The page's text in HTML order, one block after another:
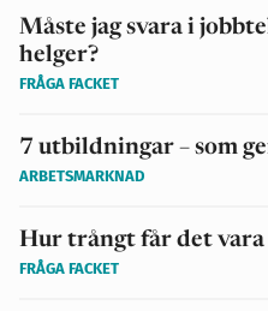
Måste jag svara i
helger?
FRÅGA FACKET
7 utbildningar – som
ARBETSMARKNAD
Hur trångt får det
FRÅGA FACKET